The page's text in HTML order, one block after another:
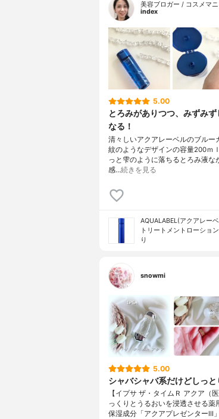
美容ブロガー / コスメマニ
index
5.00
とろみがありつつ、みずみ
なる！
清々しいアクアレーベルのブルー
紋のようなデザインの容量200ｍ
っと雫のように落ちるとろみ液な
感…続きを見る
AQUALABEL(アクアレー
トリートメントローショ
り
snowmi
5.00
シャバシャバ系だけどしっと
【イプサ ザ・タイムＲ アクア（
っくりとうるおいを浸透させる薬
保湿成分「アクアプレゼンターIII